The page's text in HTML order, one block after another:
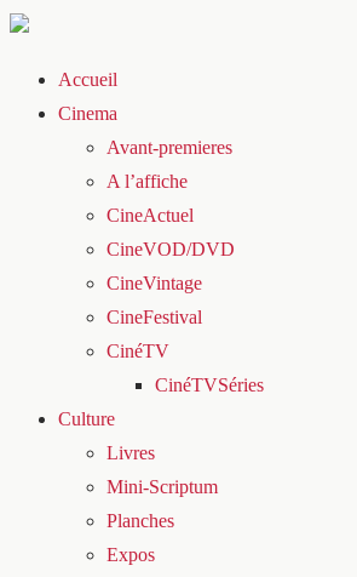
Accueil
Cinema
Avant-premieres
A l’affiche
CineActuel
CineVOD/DVD
CineVintage
CineFestival
CinéTV
CinéTVSéries
Culture
Livres
Mini-Scriptum
Planches
Expos